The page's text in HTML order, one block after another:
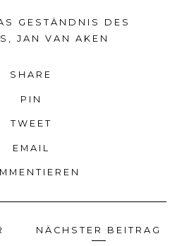
GESTÄNDNIS DES
, JAN VAN AKEN
SHARE
PIN
TWEET
EMAIL
NÄCHSTER BEITRAG